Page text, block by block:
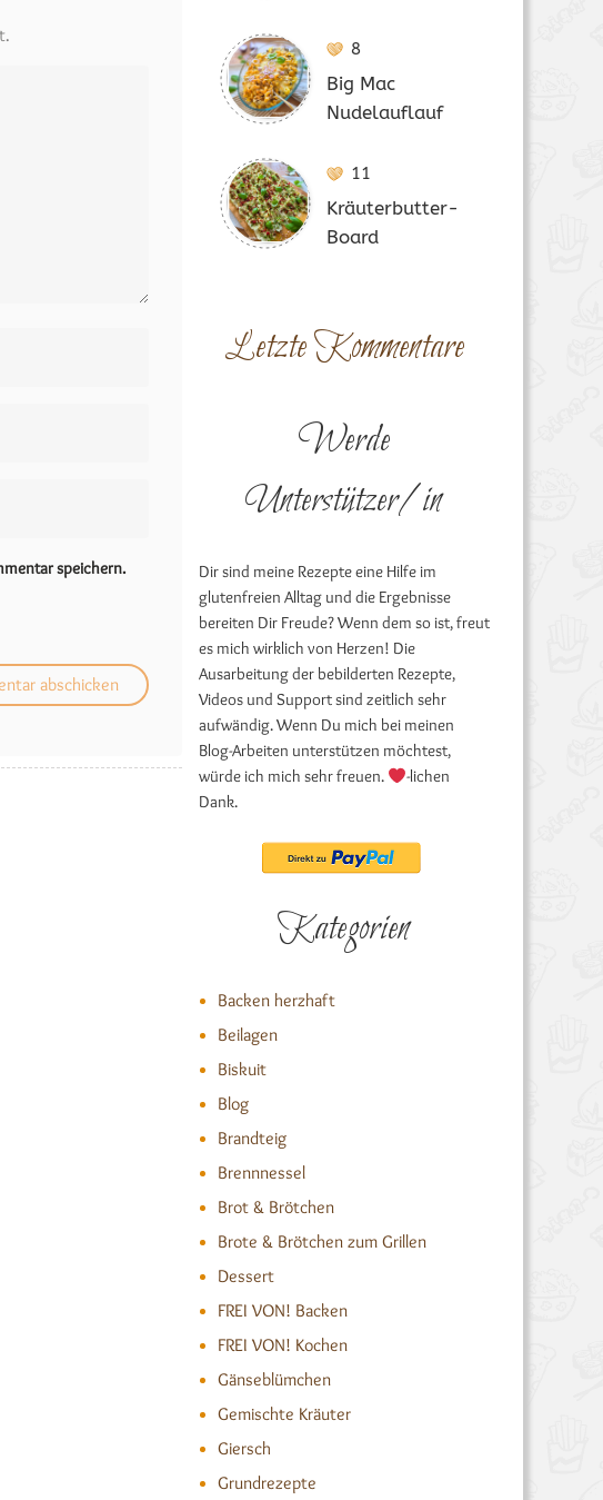
speichern.
8
Big Mac
Nudelauflauf
11
Kräuterbutter-
Board
Letzte Kommentare
Werde
Unterstützer/in
Dir sind meine Rezepte eine Hilfe im
glutenfreien Alltag und die Ergebnisse
bereiten Dir Freude? Wenn dem so ist, freut
es mich wirklich von Herzen! Die
Ausarbeitung der bebilderten Rezepte,
Videos und Support sind zeitlich sehr
aufwändig. Wenn Du mich bei meinen
Blog-Arbeiten unterstützen möchtest,
würde ich mich sehr freuen.
-lichen
Dank.
Kategorien
Backen herzhaft
Beilagen
Biskuit
Blog
Brandteig
Brennnessel
Brot & Brötchen
Brote & Brötchen zum Grillen
Dessert
FREI VON! Backen
FREI VON! Kochen
Gänseblümchen
Gemischte Kräuter
Giersch
Grundrezepte